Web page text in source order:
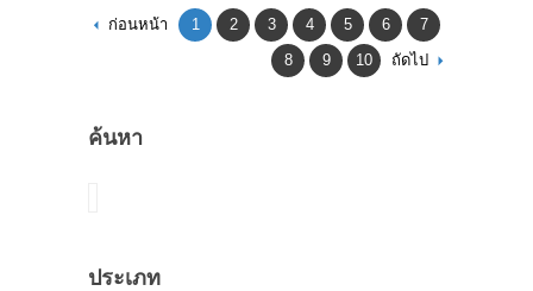
ก่อนหน้า 1 2 3 4 5 6
7
8
9 10 ถัดไป
ค้นหา
ประเภท